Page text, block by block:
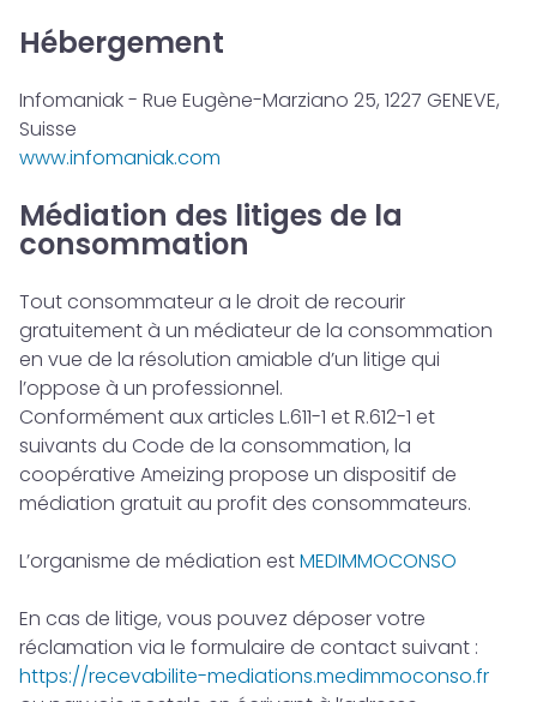
Hébergement
Infomaniak - Rue Eugène-Marziano 25, 1227 GENEVE,
Suisse
www.infomaniak.com
Médiation des litiges de la
consommation
Tout consommateur a le droit de recourir
gratuitement à un médiateur de la consommation
en vue de la résolution amiable d’un litige qui
l’oppose à un professionnel.
Conformément aux articles L.611-1 et R.612-1 et
suivants du Code de la consommation, la
coopérative Ameizing propose un dispositif de
médiation gratuit au profit des consommateurs.
L’organisme de médiation estMEDIMMOCONSO
En cas de litige, vous pouvez déposer votre
réclamation via le formulaire de contact suivant :
https://recevabilite-mediations.medimmoconso.fr